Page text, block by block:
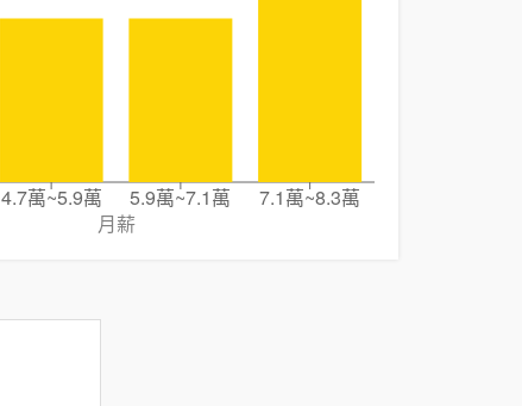
4.7萬~5.9萬 5.9萬~7.1萬
7.1萬~8.3萬
月薪